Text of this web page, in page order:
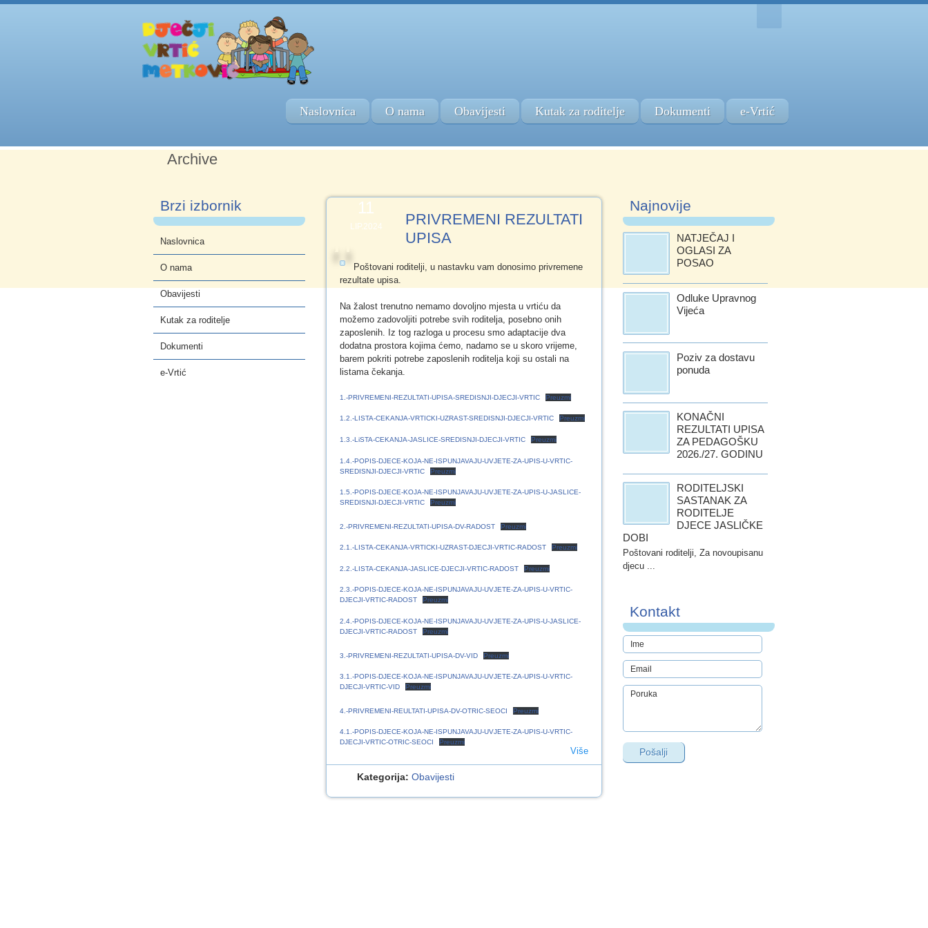
Naslovnica O nama Obavijesti Kutak za roditelje Dokumenti e-Vrtić
Archive
Brzi izbornik
Naslovnica
O nama
Obavijesti
Kutak za roditelje
Dokumenti
e-Vrtić
11
LIP.2024
PRIVREMENI REZULTATI
UPISA
Poštovani roditelji, u nastavku vam donosimo privremene
rezultate upisa.
Na žalost trenutno nemamo dovoljno mjesta u vrtiću da
možemo zadovoljiti potrebe svih roditelja, posebno onih
zaposlenih. Iz tog razloga u procesu smo adaptacije dva
dodatna prostora kojima ćemo, nadamo se u skoro vrijeme,
barem pokriti potrebe zaposlenih roditelja koji su ostali na
listama čekanja.
1.-PRIVREMENI-REZULTATI-UPISA-SREDISNJI-DJECJI-VRTIC Preuzmi
1.2.-LISTA-CEKANJA-VRTICKI-UZRAST-SREDISNJI-DJECJI-VRTIC Preuzmi
1.3.-LiSTA-CEKANJA-JASLICE-SREDISNJI-DJECJI-VRTIC Preuzmi
1.4.-POPIS-DJECE-KOJA-NE-ISPUNJAVAJU-UVJETE-ZA-UPIS-U-VRTIC-
SREDISNJI-DJECJI-VRTIC
Preuzmi
1.5.-POPIS-DJECE-KOJA-NE-ISPUNJAVAJU-UVJETE-ZA-UPIS-U-JASLICE-
SREDISNJI-DJECJI-VRTIC
Preuzmi
2.-PRIVREMENI-REZULTATI-UPISA-DV-RADOST Preuzmi
2.1.-LISTA-CEKANJA-VRTICKI-UZRAST-DJECJI-VRTIC-RADOST Preuzmi
2.2.-LISTA-CEKANJA-JASLICE-DJECJI-VRTIC-RADOST Preuzmi
2.3.-POPIS-DJECE-KOJA-NE-ISPUNJAVAJU-UVJETE-ZA-UPIS-U-VRTIC-
DJECJI-VRTIC-RADOST
Preuzmi
2.4.-POPIS-DJECE-KOJA-NE-ISPUNJAVAJU-UVJETE-ZA-UPIS-U-JASLICE-
DJECJI-VRTIC-RADOST
Preuzmi
3.-PRIVREMENI-REZULTATI-UPISA-DV-VID Preuzmi
3.1.-POPIS-DJECE-KOJA-NE-ISPUNJAVAJU-UVJETE-ZA-UPIS-U-VRTIC-
DJECJI-VRTIC-VID
Preuzmi
4.-PRIVREMENI-REULTATI-UPISA-DV-OTRIC-SEOCI Preuzmi
4.1.-POPIS-DJECE-KOJA-NE-ISPUNJAVAJU-UVJETE-ZA-UPIS-U-VRTIC-
DJECJI-VRTIC-OTRIC-SEOCI
Preuzmi
Više
Kategorija: Obavijesti
Najnovije
NATJEČAJ I
OGLASI ZA
POSAO
Odluke Upravnog
Vijeća
Poziv za dostavu
ponuda
KONAČNI
REZULTATI UPISA
ZA PEDAGOŠKU
2026./27. GODINU
RODITELJSKI
SASTANAK ZA
RODITELJE
DJECE JASLIČKE
DOBI
Poštovani roditelji, Za novoupisanu
djecu ...
Kontakt